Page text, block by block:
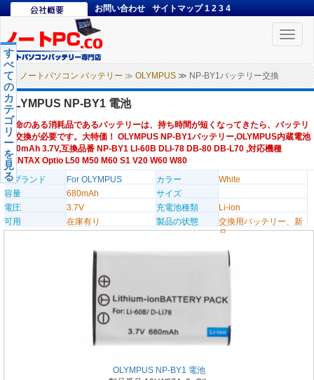
お問い合わせ サイトマップ 1 2 3 4
Toggle
ノートパソコン バッテリー ≫ OLYMPUS ≫ NP-BY1バッテリー交換
す
べ
て
の
カ
テ
ゴ
リ
ー
を
見
る
OLYMPUS NP-BY1 電池
寿命のある消耗品であるバッテリーは、持ち時間が短くなってきたら、バッテリ
ー交換が必要です。大特価！ OLYMPUS NP-BY1バッテリー,OLYMPUS内蔵電池
680mAh 3.7V,互換品番 NP-BY1 LI-60B DLI-78 DB-80 DB-L70 ,対応機種
PENTAX Optio L50 M50 M60 S1 V20 W60 W80
のブランド
For OLYMPUS カラー
White
容量
680mAh
サイズ
電圧
3.7V 充電池種類
Li-ion
可用
在庫有り 製品の状態
交換用バッテリー、新
品
OLYMPUS NP-BY1 電池